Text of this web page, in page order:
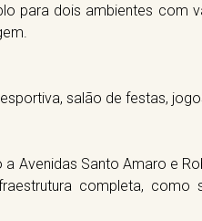
para dois ambientes com
salão de festas,
Avenidas Santo Amaro e
completa, como